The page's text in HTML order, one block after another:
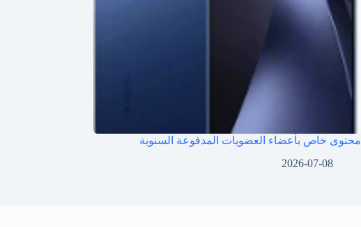
محتوى خاص بأعضاء العضويات المدفوعة السنوية
2026-07-08